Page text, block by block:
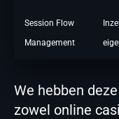
Session Flow
Management
We hebben
zowel online